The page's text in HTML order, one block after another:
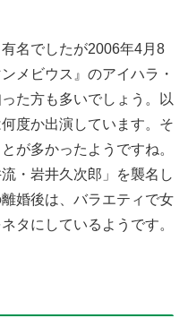
名でしたが2006年4月8
メビウス』のアイハラ・
た方も多いでしょう。以
度か出演しています。そ
が多かったようですね。
・岩井久次郎」を襲名し
婚後は、バラエティで女
タにしているようです。